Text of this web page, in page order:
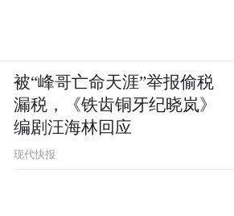
被“峰哥亡命天涯”举报偷税
漏税，《铁齿铜牙纪晓岚》
编剧汪海林回应
现代快报